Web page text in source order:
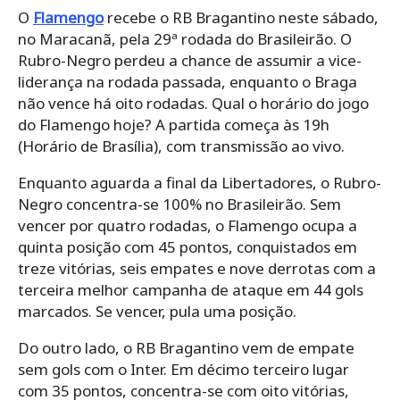
O Flamengorecebe o RB Bragantino neste sábado,
no Maracanã, pela 29ª rodada do Brasileirão. O
Rubro-Negro perdeu a chance de assumir a vice-
liderança na rodada passada, enquanto o Braga
não vence há oito rodadas. Qual o horário do jogo
do Flamengo hoje? A partida começa às 19h
(Horário de Brasília), com transmissão ao vivo.
Enquanto aguarda a final da Libertadores, o Rubro-
Negro concentra-se 100% no Brasileirão. Sem
vencer por quatro rodadas, o Flamengo ocupa a
quinta posição com 45 pontos, conquistados em
treze vitórias, seis empates e nove derrotas com a
terceira melhor campanha de ataque em 44 gols
marcados. Se vencer, pula uma posição.
Do outro lado, o RB Bragantino vem de empate
sem gols com o Inter. Em décimo terceiro lugar
com 35 pontos, concentra-se com oito vitórias,